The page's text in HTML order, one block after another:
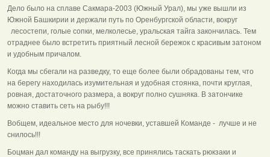
Дело было на сплаве Сакмара-2003 (Южный Урал), мы уже вышли из
Южной Башкирии и держали путь по Оренбургской области, вокруг
лесостепи, голые сопки, мелколесье, уральская тайга закончилась. Тем
отраднее было встретить приятный лесной бережок с красивым затоном
и удобным причалом.
Когда мы сбегали на разведку, то еще более были обрадованы тем, что
на берегу находилась изумительная и удобная стоянка, почти круглая,
ровная, достаточного размера, а вокруг полно сушняка. В затончике
можно ставить сеть на рыбу!!!
Вобщем, идеальное место для ночевки, уставшей Команде - лучше и не
снилось!!!
Боцман дал команду на выгрузку, все принялись таскать рюкзаки и